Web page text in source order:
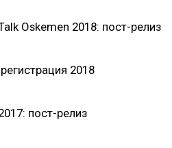
Oskemen 2018: пост-релиз
2018
пост-релиз